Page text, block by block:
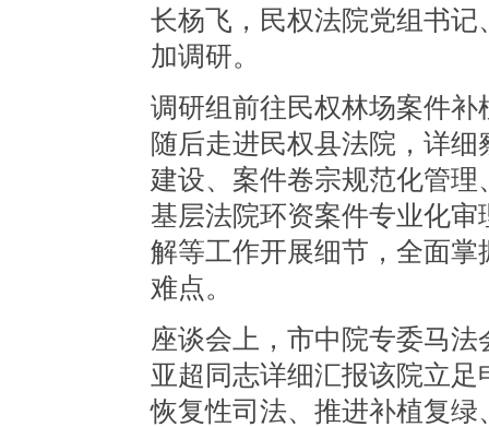
长杨飞，民权法院党组书
加调研。
调研组前往民权林场案件
随后走进民权县法院，详
建设、案件卷宗规范化管
基层法院环资案件专业化
解等工作开展细节，全面
难点。
座谈会上，市中院专委马
亚超同志详细汇报该院立
恢复性司法、推进补植复